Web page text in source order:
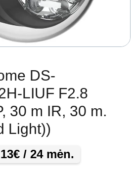
DS-
LIUF F2.8
30 m IR, 30 m.
Light))
€ / 24 mėn.